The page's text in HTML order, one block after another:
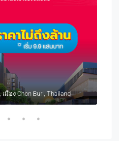
เมือง Chon Buri, Thailand